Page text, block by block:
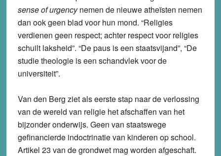
sense of urgencynemen de nieuwe atheïsten nemen
dan ook geen blad voor hun mond. “Religies
verdienen geen respect; achter respect voor religies
schuilt laksheid”. “De paus is een staatsvijand”, “De
studie theologie is een schandvlek voor de
universiteit”.
Van den Berg ziet als eerste stap naar de verlossing
van de wereld van religie het afschaffen van het
bijzonder onderwijs. Geen van staatswege
gefinancierde indoctrinatie van kinderen op school.
Artikel 23 van de grondwet mag worden afgeschaft.